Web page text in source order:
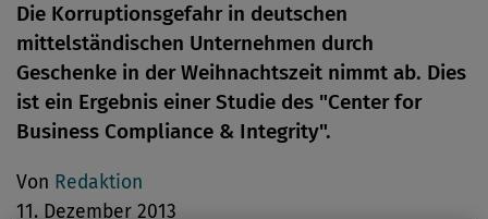
Die Korruptionsgefahr in deutschen
mittelständischen Unternehmen durch
Geschenke in der Weihnachtszeit nimmt ab. Dies
ist ein Ergebnis einer Studie des "Center for
Business Compliance & Integrity".
Von Redaktion
11. Dezember 2013